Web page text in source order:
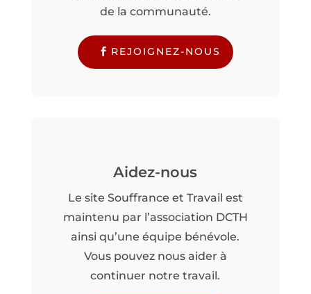
de la communauté.
REJOIGNEZ-NOUS
Aidez-nous
Le site Souffrance et Travail est
maintenu par l’association DCTH
ainsi qu’une équipe bénévole.
Vous pouvez nous aider à
continuer notre travail.